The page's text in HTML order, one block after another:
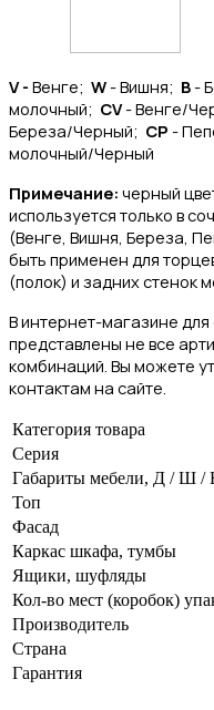
V - Венге; W- Вишня; B-
молочный; CV- Венге/
Береза/Черный; CP -
молочный/Черный
Примечание: черный
используется только в
(Венге, Вишня, Береза,
быть применен для
(полок) и задних стенок
В интернет-магазине
представлены не все
комбинаций. Вы можете
контактам на сайте.
Категория товара
Серия
Габариты мебели, Д / Ш /
Топ
Фасад
Каркас шкафа, тумбы
Ящики, шуфляды
Кол-во мест (коробок)
Производитель
Страна
Гарантия